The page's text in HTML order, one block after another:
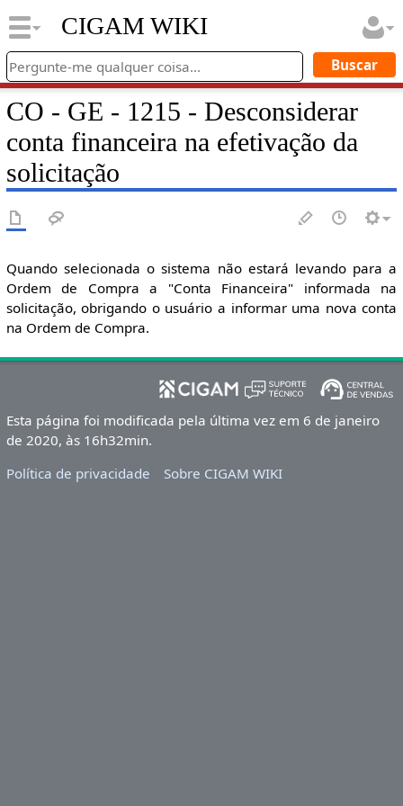
CIGAM WIKI
CO - GE - 1215 - Desconsiderar
conta financeira na efetivação da
solicitação
Quando selecionada o sistema não estará levando para a
Ordem de Compra a "Conta Financeira" informada na
solicitação, obrigando o usuário a informar uma nova conta
na Ordem de Compra.
Esta página foi modificada pela última vez em 6 de janeiro
de 2020, às 16h32min.
Política de privacidade
Sobre CIGAM WIKI